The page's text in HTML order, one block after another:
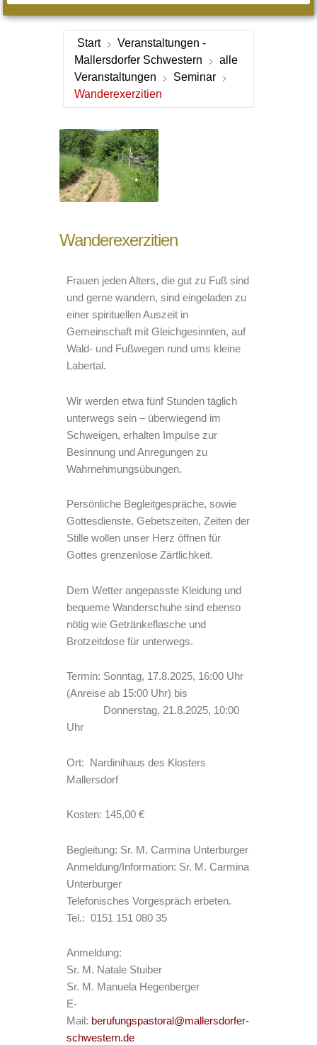
Start
Veranstaltungen -
Mallersdorfer Schwestern
alle
Veranstaltungen
Seminar
Wanderexerzitien
Wanderexerzitien
Frauen jeden Alters, die gut zu Fuß sind
und gerne wandern, sind eingeladen zu
einer spirituellen Auszeit in
Gemeinschaft mit Gleichgesinnten, auf
Wald- und Fußwegen rund ums kleine
Labertal.
Wir werden etwa fünf Stunden täglich
unterwegs sein – überwiegend im
Schweigen, erhalten Impulse zur
Besinnung und Anregungen zu
Wahrnehmungsübungen.
Persönliche Begleitgespräche, sowie
Gottesdienste, Gebetszeiten, Zeiten der
Stille wollen unser Herz öffnen für
Gottes grenzenlose Zärtlichkeit.
Dem Wetter angepasste Kleidung und
bequeme Wanderschuhe sind ebenso
nötig wie Getränkeflasche und
Brotzeitdose für unterwegs.
Termin: Sonntag, 17.8.2025, 16:00 Uhr
(Anreise ab 15:00 Uhr) bis
Donnerstag, 21.8.2025, 10:00
Uhr
Ort: Nardinihaus des Klosters
Mallersdorf
Kosten: 145,00 €
Begleitung: Sr. M. Carmina Unterburger
Anmeldung/Information: Sr. M. Carmina
Unterburger
Telefonisches Vorgespräch erbeten.
Tel.: 0151 151 080 35
Anmeldung:
Sr. M. Natale Stuiber
Sr. M. Manuela Hegenberger
E-
Mail: berufungspastoral@mallersdorfer-
schwestern.de